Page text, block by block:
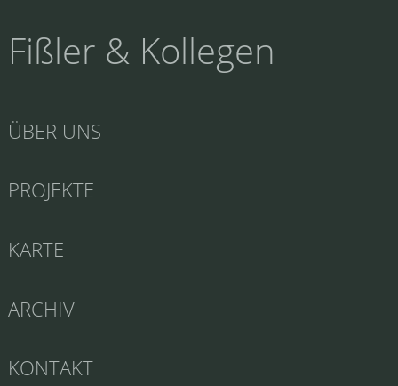
Fißler & Kollegen
ÜBER UNS
PROJEKTE
KARTE
ARCHIV
KONTAKT